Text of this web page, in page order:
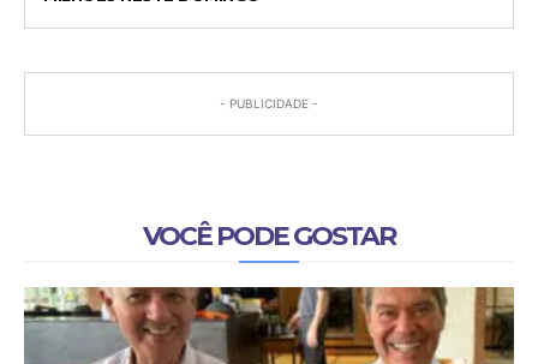
- PUBLICIDADE -
VOCÊ PODE GOSTAR